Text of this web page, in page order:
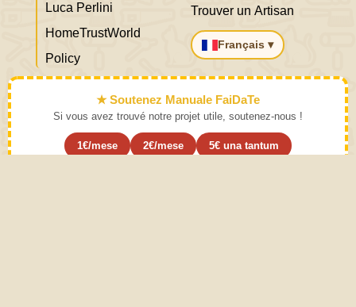
Luca Perlini
HomeTrustWorld
Policy
Trouver un Artisan
Français ▾
★ Soutenez Manuale FaiDaTe
Si vous avez trouvé notre projet utile, soutenez-nous !
1€/mese 2€/mese 5€ una tantum